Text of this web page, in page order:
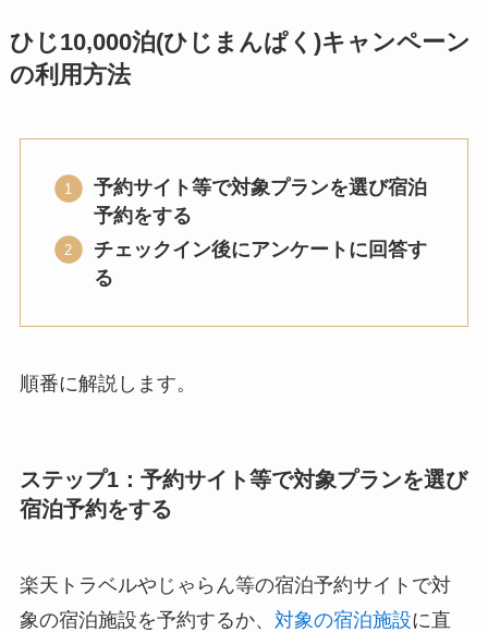
ひじ10,000泊(ひじまんぱく)キャンペーン
の利用方法
予約サイト等で対象プランを選び宿泊
予約をする
チェックイン後にアンケートに回答す
る
順番に解説します。
ステップ1：予約サイト等で対象プランを選び
宿泊予約をする
楽天トラベルやじゃらん等の宿泊予約サイトで対
象の宿泊施設を予約するか、 対象の宿泊施設に直